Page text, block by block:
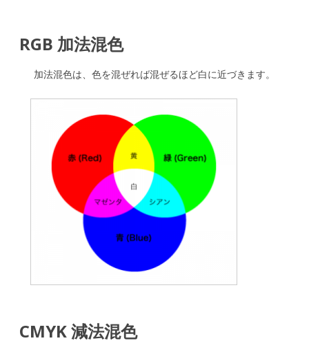
RGB 加法混色
加法混色は、色を混ぜれば混ぜるほど白に近づきます。
CMYK 減法混色